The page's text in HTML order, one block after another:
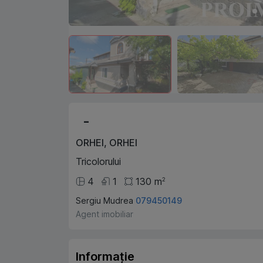
-
ORHEI, ORHEI
Tricolorului
4
1 130 m2
Sergiu Mudrea 079450149
Agent imobiliar
Informație